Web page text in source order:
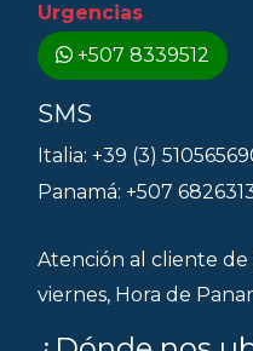
Urgencias
+507 8339512
SMS
Italia: +39 (3)
Panamá: +507
Atención al cliente de
viernes, Hora de